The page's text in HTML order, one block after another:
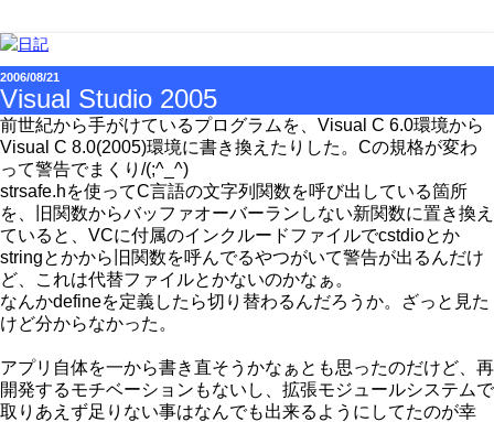
2006/08/21
Visual Studio 2005
前世紀から手がけているプログラムを、Visual C 6.0環境から
Visual C 8.0(2005)環境に書き換えたりした。Cの規格が変わ
って警告でまくり/(;^_^)
strsafe.hを使ってC言語の文字列関数を呼び出している箇所
を、旧関数からバッファオーバーランしない新関数に置き換え
ていると、VCに付属のインクルードファイルでcstdioとか
stringとかから旧関数を呼んでるやつがいて警告が出るんだけ
ど、これは代替ファイルとかないのかなぁ。
なんかdefineを定義したら切り替わるんだろうか。ざっと見た
けど分からなかった。
アプリ自体を一から書き直そうかなぁとも思ったのだけど、再
開発するモチベーションもないし、拡張モジュールシステムで
取りあえず足りない事はなんでも出来るようにしてたのが幸